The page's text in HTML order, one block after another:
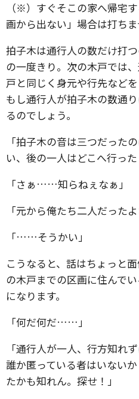
（※）すぐそこの家へ帰宅
画から出ない」場合は打ちま
拍子木は通行人の数だけ打
の一度きり。次の木戸では
戸と同じく身元や行先など
もし通行人が拍子木の数通
るのでしょう。
「拍子木の音は三つだっ
い、後の一人はどこへ行った
「さぁ……知らねぇなぁ」
「元から俺たち二人だったよ
「……そうかい」
こうなると、話はちょっと
の木戸までの区画に住んで
になります。
「何だ何だ……」
「通行人が一人、行方知れ
誰か匿っている者はいない
たかも知れん。探せ！」